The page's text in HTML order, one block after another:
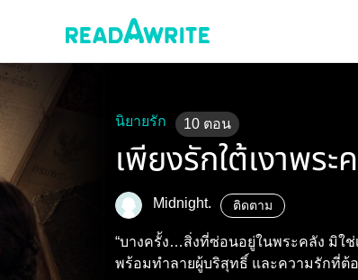
นิยายรัก 10 ตอน
เพียงรักใต้เงาพระ
Midnight. ติดตาม
“บางครั้ง…สิ่งที่ซ่อนอยู่ในพระคลัง มิใช่
พร้อมทำลายผู้บริสุทธิ์ และความรักที่ต้อ